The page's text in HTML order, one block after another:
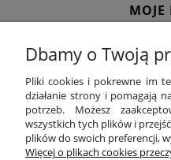
MOJE
O
Dbamy o Twoją
Pliki cookies i pokrewne im
działanie strony i pomagają
potrzeb. Możesz
wszystkich tych plików i
plików do swoich preferencji,
Więcej o plikach cookies